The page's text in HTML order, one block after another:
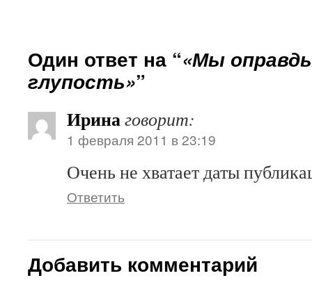
Один ответ на “«Мы
глупость»”
Иринаговорит:
1 февраля 2011 в 23:19
Очень не хватает даты
Ответить
Добавить комментарий